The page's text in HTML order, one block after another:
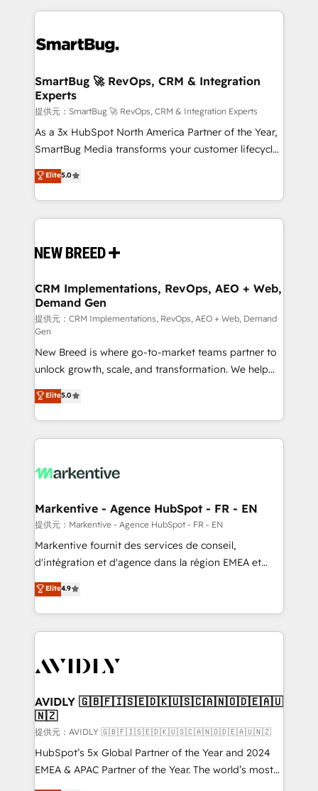
tune-ups, feature rollouts, adoption coaching. Buying
HubSpot, switching to it, or reviving a stale portal?
We are built for the work.
トを組み込んだ顧客フロント業務（マーケティング・営
ィブ・エージェンシーです。事業部・グループ会社・部
を、CRMを軸とした全社共通基盤に再構築します。意
思決定者・PMO・現場担当者に並走します。 1️⃣
HubSpot導入・活用支援 顧客データの一元化から、
GTMの見える化・自動化まで。全Hub統合運用、デー
タ品質設計、グループ横断のCRM統合に対応します。
の一部をAIが自律実行する組織への移行を設計・実装。
Breeze・Claude等をHubSpotと連携させ、役割定義・
革を、構想から実装・定着までPMOとして主導。「設
の統合・浸透・変革管理を実行します。 ▸ CMS戦略設
計・構築：リード獲得・CVR・SEOを前提にした情報設
計・導線設計・テンプレート設計をContent Hubで一体
提供。 ▸ 既存CRM・MAからの移行支援：Salesforce・
Marketo・Pardot等からの移行、カスタム設計、履歴
データ移行と活用設計まで。 ▸ AEO対応：ChatGPT・
ンツとサイト構造を最適化。 🏆 なぜ100incを選ぶの
か？ ✓ HubSpot Eliteパートナー認定 ✓ HubSpotアワ
ード受賞・HUGリーダー ✓ ISO27001:2022 /
HubSpot大百科 出版 CRM・AI活用に関するご相談、現
せください。
SmartBug 🚀 RevOps, CRM & Integration
Experts
提供元：SmartBug 🚀 RevOps, CRM & Integration Experts
As a 3x HubSpot North America Partner of the Year,
SmartBug Media transforms your customer lifecycle
into a revenue engine. Our unified ecosystem
includes specialized divisions Globalia (AI &
Software) and Point Success Media (Paid Media),
making this the official home for all three brands. 🔄
and system integrations powered by Globalia’s
trainers to drive platform adoption. 📈 Revenue
Generation - Full-funnel marketing and high-
performance advertising via Point Success Media. -
Expert deployment of Breeze AI and custom agents
to automate growth. 🏆 Elite Excellence - 8 platform
accreditations and deep HIPAA-compliance
expertise. - A team of 250+ experts dedicated to
your resilient growth.
Elite5.0
CRM Implementations, RevOps, AEO + Web,
Demand Gen
提供元：CRM Implementations, RevOps, AEO + Web, Demand
Gen
New Breed is where go-to-market teams partner to
unlock growth, scale, and transformation. We help
companies activate HubSpot’s AI-powered
customer platform and operationalize HubSpot’s
Loop Marketing framework through expert-led
services, smart agents, and purpose-built apps,
results, fast. ⚙️CRM & RevOps: Align all Hubs to your
🎯Demand Gen & ABM: Drive pipeline with inbound,
ABM, AEO, SEO, & paid media. 👩‍💻Web Design:
Build high-performing websites with UX, messaging,
& conversion strategy that drive results. 🤖AI
AI, & maximize AEO with tailored AI services. 🧩
Integrations: Extend HubSpot with custom
Elite5.0
Markentive - Agence HubSpot - FR - EN
提供元：Markentive - Agence HubSpot - FR - EN
Markentive fournit des services de conseil,
d'intégration et d'agence dans la région EMEA et
North America. Avec plus de 115 experts en
marketing automation, Growth, Revops, CRM et
webdesign. Markentive is both a consulting firm, a
digital agency and an integrator. With over 115
CRM and webdesign (We focus on EMEA - USA
Elite4.9
AVIDLY 🇬🇧🇫🇮🇸🇪🇩🇰🇺🇸🇨🇦🇳🇴🇩🇪🇦🇺
🇳🇿
提供元：AVIDLY 🇬🇧🇫🇮🇸🇪🇩🇰🇺🇸🇨🇦🇳🇴🇩🇪🇦🇺🇳🇿
HubSpot’s 5x Global Partner of the Year and 2024
EMEA & APAC Partner of the Year. The world’s most
experienced and fully accredited HubSpot Solutions